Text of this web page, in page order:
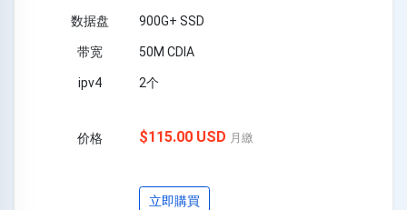
900G+ SSD
50M CDIA
2个
$115.00 USD 月繳
立即購買